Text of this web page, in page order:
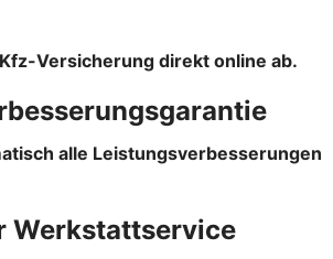
Versicherung direkt online ab.
alle Leistungsverbesserungen
Werkstattservice